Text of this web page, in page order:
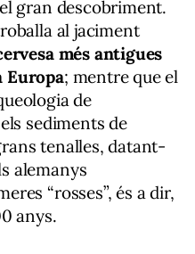
gran descobriment.
al jaciment
més antigues
Europa; mentre que el
de
sediments de
tenalles, datant-
alemanys
“rosses”, és a dir,
anys.